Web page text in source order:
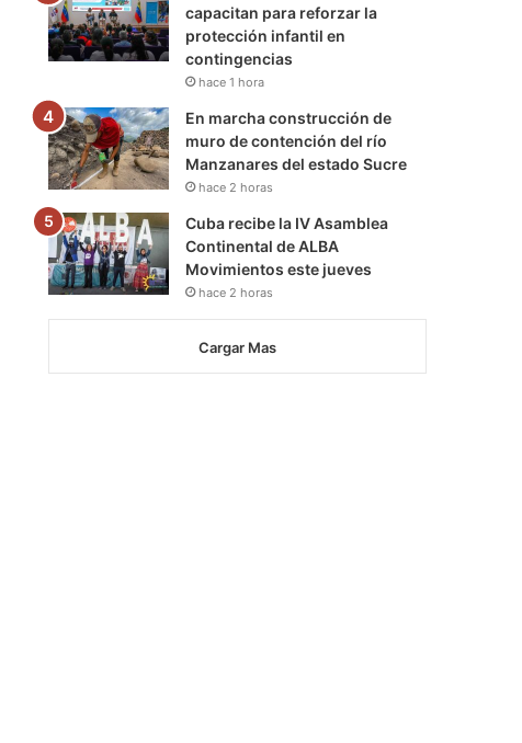
capacitan para reforzar la
protección infantil en
contingencias
hace 1 hora
En marcha construcción de
muro de contención del río
Manzanares del estado Sucre
hace 2 horas
Cuba recibe la IV Asamblea
Continental de ALBA
Movimientos este jueves
hace 2 horas
Cargar Mas